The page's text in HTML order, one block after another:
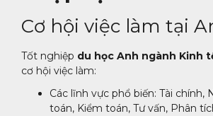
Cơ hội việc làm tại
Tốt nghiệp du học Anh ngành Kinh
cơ hội việc làm:
Các lĩnh vực phổ biến: Tài chính,
toán, Kiểm toán, Tư vấn, Phân